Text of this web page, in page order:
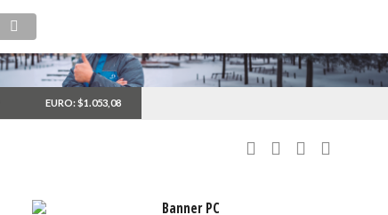
EURO: $1.053,08